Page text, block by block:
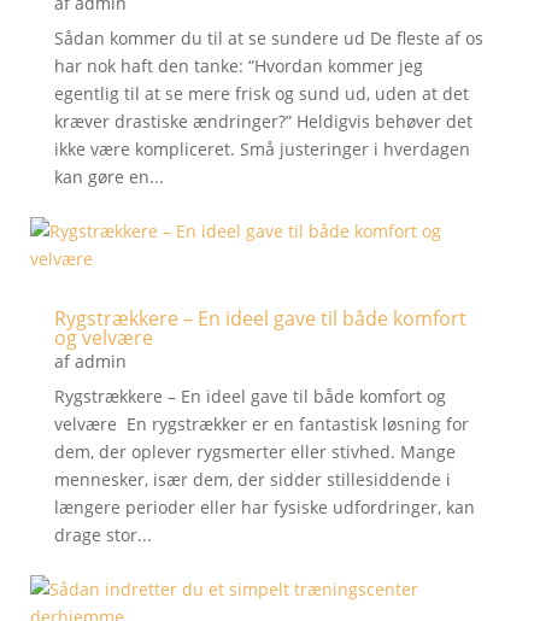
Sådan kommer du til at se sundere ud De fleste af os
har nok haft den tanke: “Hvordan kommer jeg
egentlig til at se mere frisk og sund ud, uden at det
kræver drastiske ændringer?” Heldigvis behøver det
ikke være kompliceret. Små justeringer i hverdagen
kan gøre en...
Rygstrækkere – En ideel gave til både komfort
og velvære
afadmin
Rygstrækkere – En ideel gave til både komfort og
velvære En rygstrækker er en fantastisk løsning for
dem, der oplever rygsmerter eller stivhed. Mange
mennesker, især dem, der sidder stillesiddende i
længere perioder eller har fysiske udfordringer, kan
drage stor...